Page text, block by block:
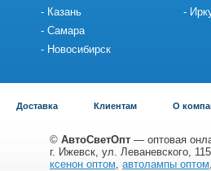
Казань
Самара
Новосибирск
Доставка Клиентам О
© АвтоСветОпт — оптовая
г. Ижевск, ул. Леваневского,
ксенон оптом, автолампы оптом,